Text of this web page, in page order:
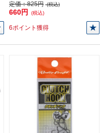
定価：825円 (税込)
660円 (税込)
6ポイント獲得